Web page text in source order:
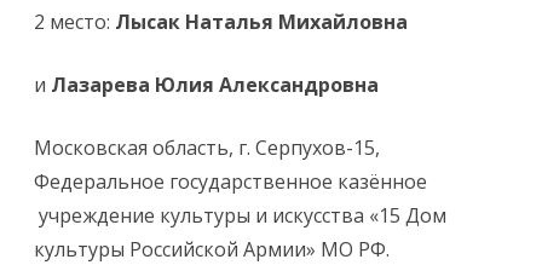
2 место: Лысак Наталья Михайловна
и Лазарева Юлия Александровна
Московская область, г. Серпухов-15,
Федеральное государственное казённое
учреждение культуры и искусства «15 Дом
культуры Российской Армии» МО РФ.